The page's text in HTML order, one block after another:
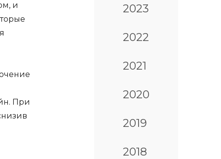
и
При
2023
2022
2021
2020
2019
2018